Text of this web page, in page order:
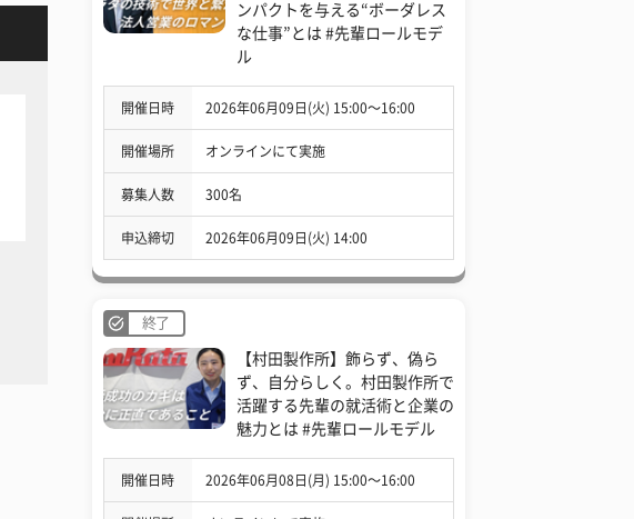
ンパクトを与える“ボーダレス
な仕事”とは #先輩ロールモデ
ル
開催日時 2026年06月09日(火) 15:00〜16:00
開催場所 オンラインにて実施
募集人数 300名
申込締切 2026年06月09日(火) 14:00
終了
【村田製作所】飾らず、偽ら
ず、自分らしく。村田製作所で
活躍する先輩の就活術と企業の
魅力とは #先輩ロールモデル
開催日時 2026年06月08日(月) 15:00〜16:00